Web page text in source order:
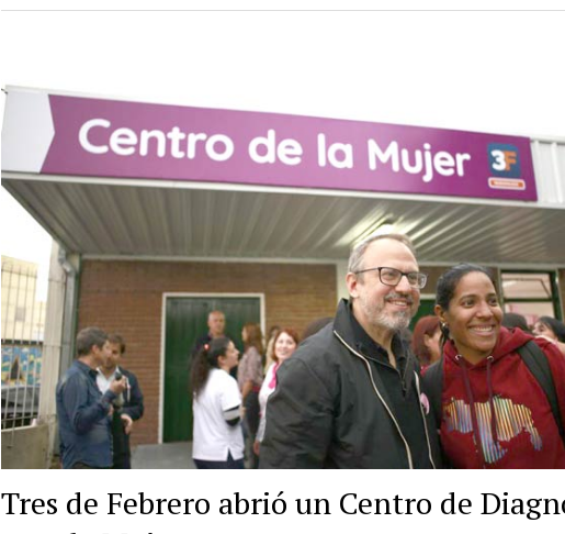
el
cáncer
de
mama
Tres de Febrero abrió un Centro de